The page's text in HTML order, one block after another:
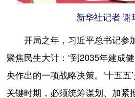
新华社记者 谢
开局之年，习近平总书记参
聚焦民生大计：“到2035年建成
央作出的一项战略决策。‘十五五
关键时期，必须统筹谋划、加紧